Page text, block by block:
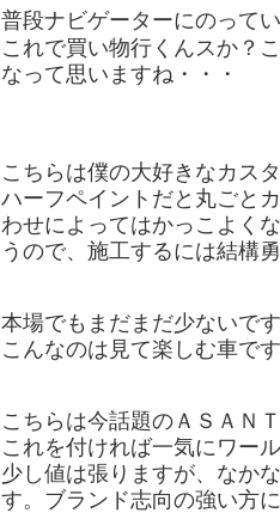
普段ナビゲーターにのって
これで買い物行くんスか？
なって思いますね・・・
こちらは僕の大好きなカス
ハーフペイントだと丸ごと
わせによってはかっこよく
うので、施工するには結構
本場でもまだまだ少ないで
こんなのは見て楽しむ車で
こちらは今話題の ＡＳＡＮ
これを付ければ一気にワー
少し値は張りますが、なか
す。ブランド志向の強い方